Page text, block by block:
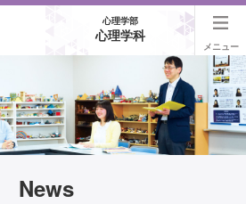
心理学部
心理学科
メニュー
News